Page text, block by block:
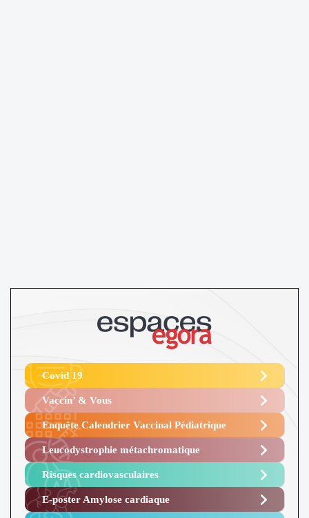
Covid 19
Vaccin’ & Vous
Enquête Calendrier Vaccinal Pédiatrique
Leucodystrophie métachromatique
Risques cardiovasculaires
E-poster Amylose cardiaque ​